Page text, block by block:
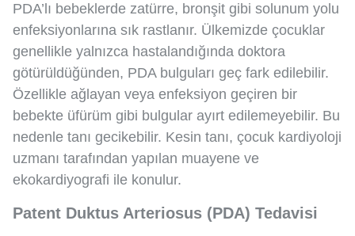
PDA’lı bebeklerde zatürre, bronşit gibi solunum yolu
enfeksiyonlarına sık rastlanır. Ülkemizde çocuklar
genellikle yalnızca hastalandığında doktora
götürüldüğünden, PDA bulguları geç fark edilebilir.
Özellikle ağlayan veya enfeksiyon geçiren bir
bebekte üfürüm gibi bulgular ayırt edilemeyebilir. Bu
nedenle tanı gecikebilir. Kesin tanı, çocuk kardiyoloji
uzmanı tarafından yapılan muayene ve
ekokardiyografi ile konulur.
Patent Duktus Arteriosus (PDA) Tedavisi